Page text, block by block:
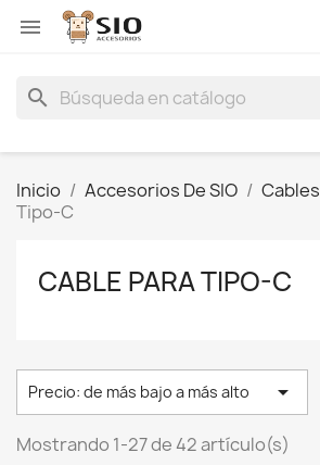

search
Inicio Accesorios De SIO Cables
Tipo-C
CABLE PARA TIPO-C
Precio: de más bajo a más alto 
Mostrando 1-27 de 42 artículo(s)